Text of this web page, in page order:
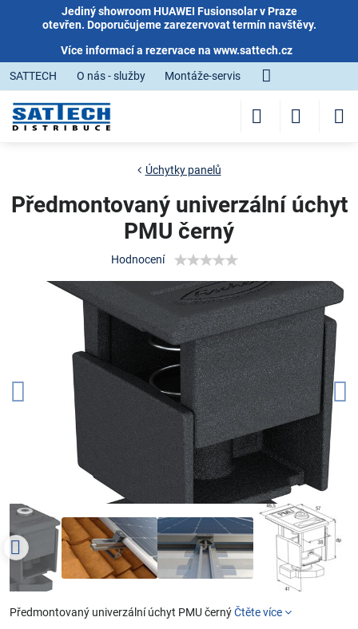
Jediný showroom HUAWEI Fusionsolar v Praze
otevřen. Doporučujeme zarezervovat termín navštěvy.
Více informací a rezervace na www.sattech.cz
SATTECH
O nás - služby Montáže-servis
Úchytky panelů
Předmontovaný univerzální úchyt
PMU černý
Hodnocení
Předmontovaný univerzální úchyt PMU černýČtěte více